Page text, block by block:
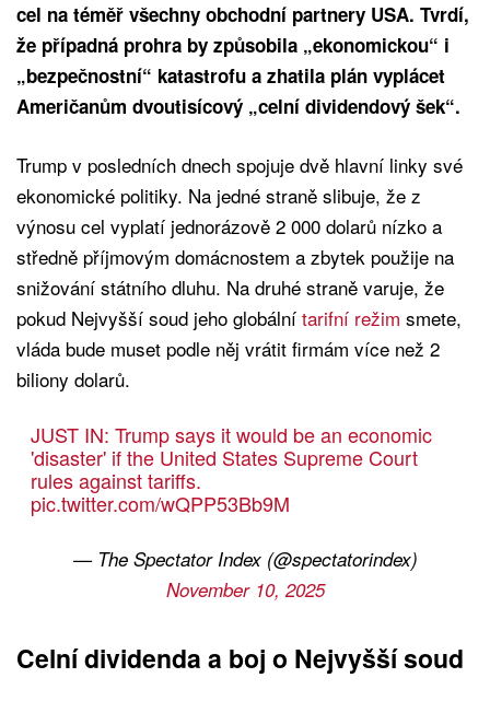
cel na téměř všechny obchodní partnery USA. Tvrdí,
že případná prohra by způsobila „ekonomickou“ i
„bezpečnostní“ katastrofu a zhatila plán vyplácet
Američanům dvoutisícový „celní dividendový šek“.
Trump v posledních dnech spojuje dvě hlavní linky své
ekonomické politiky. Na jedné straně slibuje, že z
výnosu cel vyplatí jednorázově 2 000 dolarů nízko a
středně příjmovým domácnostem a zbytek použije na
snižování státního dluhu. Na druhé straně varuje, že
pokud Nejvyšší soud jeho globální tarifní režim smete,
vláda bude muset podle něj vrátit firmám více než 2
biliony dolarů.
JUST IN: Trump says it would be an economic
'disaster' if the United States Supreme Court
rules against tariffs.
pic.twitter.com/wQPP53Bb9M
— The Spectator Index (@spectatorindex)
November 10, 2025
Celní dividenda a boj o Nejvyšší soud